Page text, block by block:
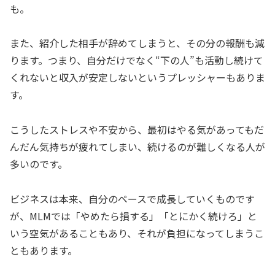
も。
また、紹介した相手が辞めてしまうと、その分の報酬も減
ります。つまり、自分だけでなく“下の人”も活動し続けて
くれないと収入が安定しないというプレッシャーもありま
す。
こうしたストレスや不安から、最初はやる気があってもだ
んだん気持ちが疲れてしまい、続けるのが難しくなる人が
多いのです。
ビジネスは本来、自分のペースで成長していくものです
が、MLMでは「やめたら損する」「とにかく続けろ」と
いう空気があることもあり、それが負担になってしまうこ
ともあります。